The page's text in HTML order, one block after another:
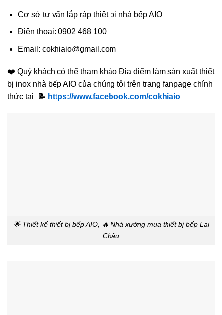
Cơ sở tư vấn lắp ráp thiêt bị nhà bếp AIO
Điện thoại: 0902 468 100
Email: cokhiaio@gmail.com
❤️ Quý khách có thể tham khảo Đị̣a điểm làm sản xuất thiết
bị inox nhà bếp AIO của chúng tôi trên trang fanpage chính
thức tại
📝 https://www.facebook.com/cokhiaio
🌟 Thiết kế thiết bị bếp AIO, 🔥 Nhà xưởng mua thiết bị bếp Lai
Châu